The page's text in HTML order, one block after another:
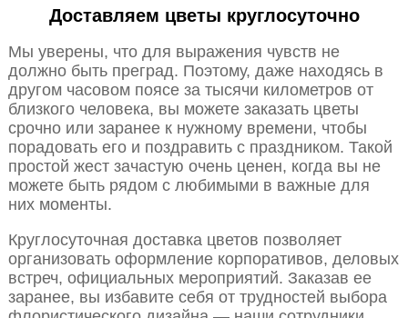
Доставляем цветы круглосуточно
Мы уверены, что для выражения чувств не
должно быть преград. Поэтому, даже находясь в
другом часовом поясе за тысячи километров от
близкого человека, вы можете заказать цветы
срочно или заранее к нужному времени, чтобы
порадовать его и поздравить с праздником. Такой
простой жест зачастую очень ценен, когда вы не
можете быть рядом с любимыми в важные для
них моменты.
Круглосуточная доставка цветов позволяет
организовать оформление корпоративов, деловых
встреч, официальных мероприятий. Заказав ее
заранее, вы избавите себя от трудностей выбора